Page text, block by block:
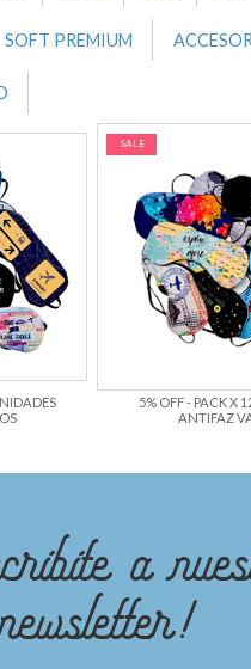
SOFT PREMIUM
SALE
5% OFF - PACK X
ANTIFAZ
a